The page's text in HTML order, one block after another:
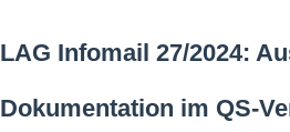
LAG Infomail 27/2024:
Dokumentation im QS-